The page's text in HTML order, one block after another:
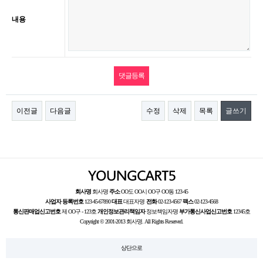
내용
이전글 다음글 수정 삭제 목록 글쓰기
회사명회사명주소OO도 OO시 OO구 OO동 123-45
사업자 등록번호123-45-67890대표대표자명 전화02-123-4567 팩스02-123-4568
통신판매업신고번호제 OO구 - 123호개인정보관리책임자정보책임자명부가통신사업신고번호12345호
Copyright © 2001-2013 회사명. All Rights Reserved.
상단으로